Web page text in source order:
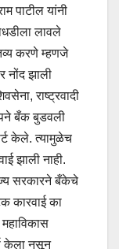
पाटील यांनी
लावले
करणे म्हणजे
नोंद झाली
राष्ट्रवादी
बँक बुडवली
केले. त्यामुळेच
झाली नाही.
सरकारने बँकेचे
कारवाई का
केला नसून